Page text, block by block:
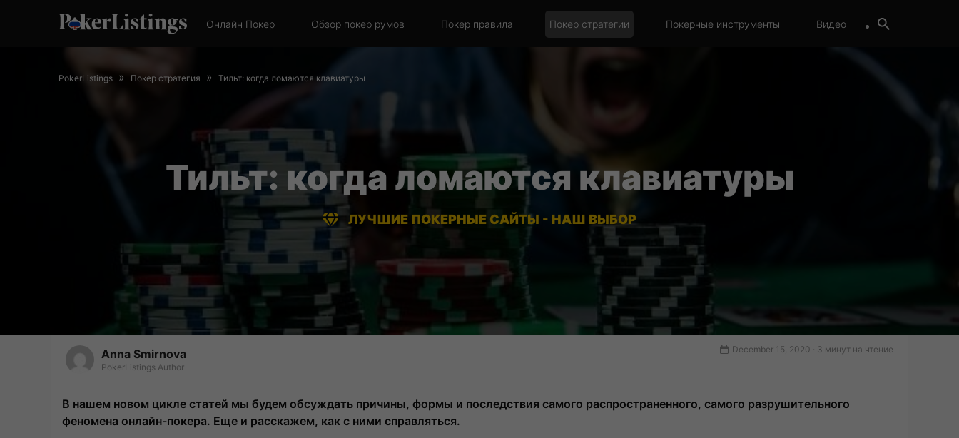
Онлайн Покер Обзор покер румов Покер правила Покер стратегии Покерные инструменты Видео
PokerListings » Покер стратегия » Тильт: когда ломаются клавиатуры
Тильт: когда ломаются клавиатуры
ЛУЧШИЕ ПОКЕРНЫЕ САЙТЫ - НАШ ВЫБОР
Anna Smirnova
PokerListings Author
December 15, 2020 · 3 минут на чтение
В нашем новом цикле статей мы будем обсуждать причины, формы и последствия самого распространенного, самого разрушительного
феномена онлайн-покера. Еще и расскажем, как с ними справляться.